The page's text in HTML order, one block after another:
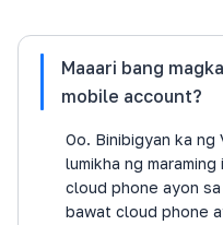
Maaari bang
mobile account?
Oo. Binibigyan ka ng
lumikha ng
cloud phone ayon
bawat cloud phone